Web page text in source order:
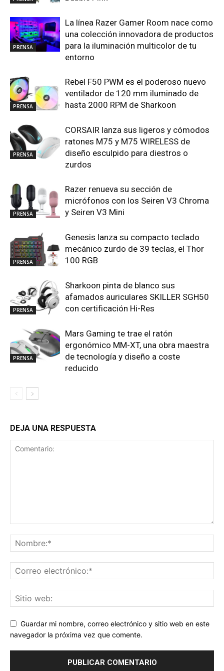
PRENSA
La línea Razer Gamer Room nace como
una colección innovadora de productos
para la iluminación multicolor de tu
entorno
PRENSA
Rebel F50 PWM es el poderoso nuevo
ventilador de 120 mm iluminado de
hasta 2000 RPM de Sharkoon
PRENSA
CORSAIR lanza sus ligeros y cómodos
ratones M75 y M75 WIRELESS de
diseño esculpido para diestros o
zurdos
PRENSA
Razer renueva su sección de
micrófonos con los Seiren V3 Chroma
y Seiren V3 Mini
PRENSA
Genesis lanza su compacto teclado
mecánico zurdo de 39 teclas, el Thor
100 RGB
PRENSA
Sharkoon pinta de blanco sus
afamados auriculares SKILLER SGH50
con certificación Hi-Res
PRENSA
Mars Gaming te trae el ratón
ergonómico MM-XT, una obra maestra
de tecnología y diseño a coste
reducido
DEJA UNA RESPUESTA
Guardar mi nombre, correo electrónico y sitio web en este
navegador la próxima vez que comente.